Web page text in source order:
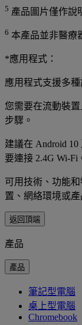
5 產品圖片僅作說
6 本產品並非醫療
*應用程式：
應用程式支援多種
您需要在流動裝置
步驟。
建議在 Android
要連接 2.4G Wi-Fi
可用技術、功能
置、網絡環境或
返回頂端
產品
產品
筆記型電腦
桌上型電腦
Chromebook